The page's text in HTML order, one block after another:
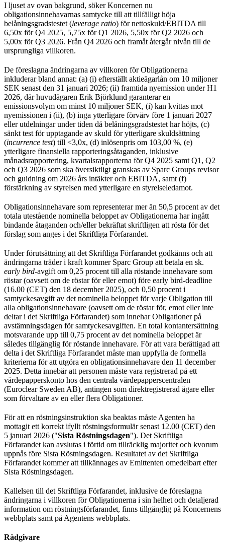
I ljuset av ovan bakgrund, söker Koncernen nu
obligationsinnehavarnas samtycke till att tillfälligt höja
belåningsgradstestet (leverage ratio) för nettoskuld/EBITDA till
6,50x för Q4 2025, 5,75x för Q1 2026, 5,50x för Q2 2026 och
5,00x för Q3 2026. Från Q4 2026 och framåt återgår nivån till de
ursprungliga villkoren.
De föreslagna ändringarna av villkoren för Obligationerna
inkluderar bland annat: (a) (i) efterställt aktieägarlån om 10 miljoner
SEK senast den 31 januari 2026; (ii) framtida nyemission under H1
2026, där huvudägaren Erik Björklund garanterar en
emissionsvolym om minst 10 miljoner SEK, (i) kan kvittas mot
nyemissionen i (ii), (b) inga ytterligare förvärv före 1 januari 2027
eller utdelningar under tiden då belåningsgradstestet har höjts, (c)
sänkt test för upptagande av skuld för ytterligare skuldsättning
(incurrence test) till <3,0x, (d) inlösenpris om 103,00 %, (e)
ytterligare finansiella rapporteringsåtaganden, inklusive
månadsrapportering, kvartalsrapporterna för Q4 2025 samt Q1, Q2
och Q3 2026 som ska översiktligt granskas av Sparc Groups revisor
och guidning om 2026 års intäkter och EBITDA, samt (f)
förstärkning av styrelsen med ytterligare en styrelseledamot.
Obligationsinnehavare som representerar mer än 50,5 procent av det
totala utestående nominella beloppet av Obligationerna har ingått
bindande åtaganden och/eller bekräftat skriftligen att rösta för det
förslag som anges i det Skriftliga Förfarandet.
Under förutsättning att det Skriftliga Förfarandet godkänns och att
ändringarna träder i kraft kommer Sparc Group att betala en sk.
early bird-avgift om 0,25 procent till alla röstande innehavare som
röstar (oavsett om de röstar för eller emot) före early bird-deadline
(16.00 (CET) den 18 december 2025), och 0,50 procent i
samtyckesavgift av det nominella beloppet för varje Obligation till
alla obligationsinnehavare (oavsett om de röstar för, emot eller inte
deltar i det Skriftliga Förfarandet) som innehar Obligationer på
avstämningsdagen för samtyckesavgiften. En total kontantersättning
motsvarande upp till 0,75 procent av det nominella beloppet är
således tillgänglig för röstande innehavare. För att vara berättigad att
delta i det Skriftliga Förfarandet måste man uppfylla de formella
kriterierna för att utgöra en obligationsinnehavare den 11 december
2025. Detta innebär att personen måste vara registrerad på ett
värdepapperskonto hos den centrala värdepapperscentralen
(Euroclear Sweden AB), antingen som direktregistrerad ägare eller
som förvaltare av en eller flera Obligationer.
För att en röstningsinstruktion ska beaktas måste Agenten ha
mottagit ett korrekt ifyllt röstningsformulär senast 12.00 (CET) den
5 januari 2026 ("Sista Röstningsdagen"). Det Skriftliga
Förfarandet kan avslutas i förtid om tillräcklig majoritet och kvorum
uppnås före Sista Röstningsdagen. Resultatet av det Skriftliga
Förfarandet kommer att tillkännages av Emittenten omedelbart efter
Sista Röstningsdagen.
Kallelsen till det Skriftliga Förfarandet, inklusive de föreslagna
ändringarna i villkoren för Obligationerna i sin helhet och detaljerad
information om röstningsförfarandet, finns tillgänglig på Koncernens
webbplats samt på Agentens webbplats.
Rådgivare